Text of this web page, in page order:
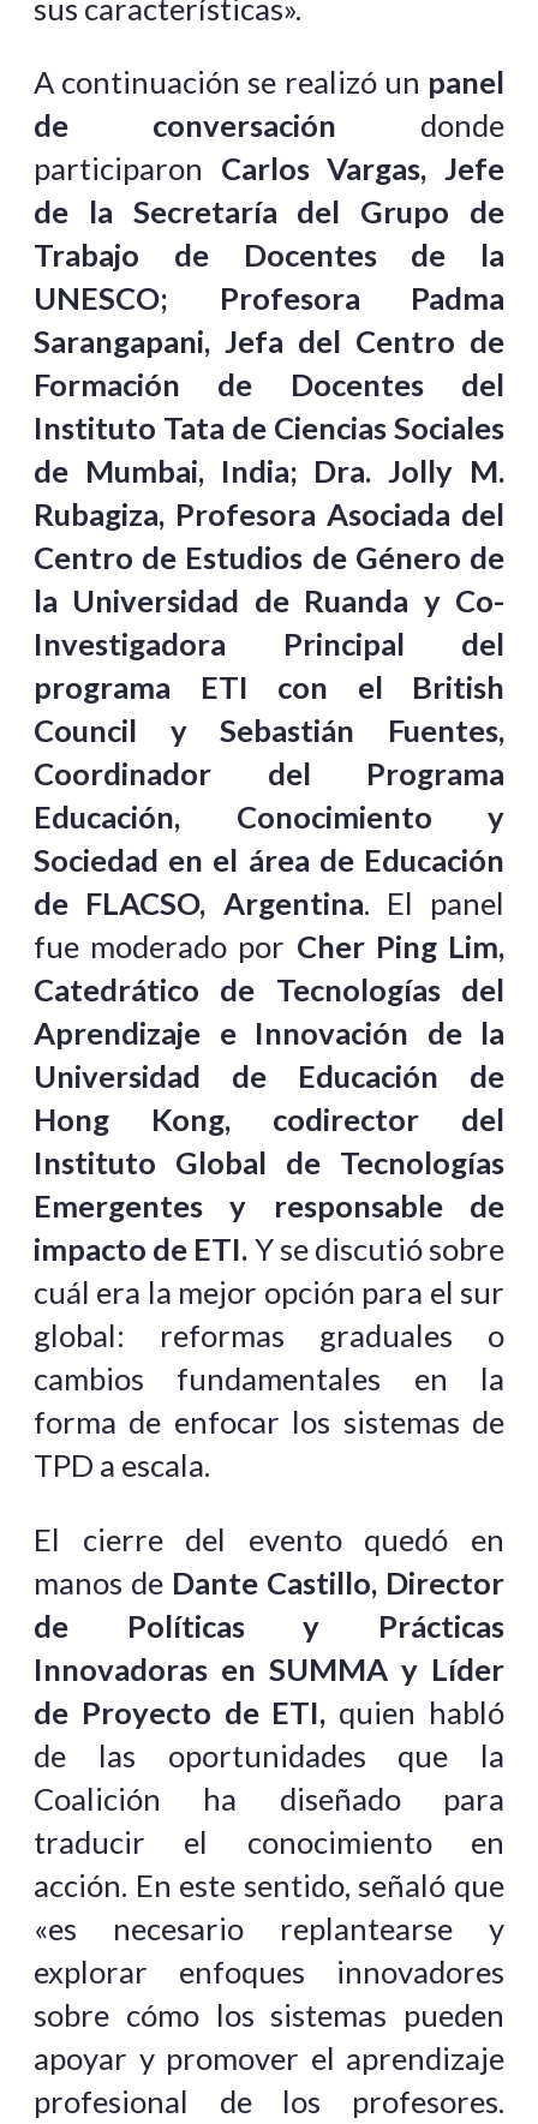
sus características».
A continuación se realizó un panel
de conversación donde
participaron Carlos Vargas, Jefe
de la Secretaría del Grupo de
Trabajo de Docentes de la
UNESCO; Profesora Padma
Sarangapani, Jefa del Centro de
Formación de Docentes del
Instituto Tata de Ciencias Sociales
de Mumbai, India; Dra. Jolly M.
Rubagiza, Profesora Asociada del
Centro de Estudios de Género de
la Universidad de Ruanda y Co-
Investigadora Principal del
programa ETI con el British
Council y Sebastián Fuentes,
Coordinador del Programa
Educación, Conocimiento y
Sociedad en el área de Educación
de FLACSO, Argentina. El panel
fue moderado por Cher Ping Lim,
Catedrático de Tecnologías del
Aprendizaje e Innovación de la
Universidad de Educación de
Hong Kong, codirector del
Instituto Global de Tecnologías
Emergentes y responsable de
impacto de ETI. Y se discutió sobre
cuál era la mejor opción para el sur
global: reformas graduales o
cambios fundamentales en la
forma de enfocar los sistemas de
TPD a escala.
El cierre del evento quedó en
manos de Dante Castillo, Director
de Políticas y Prácticas
Innovadoras en SUMMA y Líder
de Proyecto de ETI, quien habló
de las oportunidades que la
Coalición ha diseñado para
traducir el conocimiento en
acción. En este sentido, señaló que
«es necesario replantearse y
explorar enfoques innovadores
sobre cómo los sistemas pueden
apoyar y promover el aprendizaje
profesional de los profesores.